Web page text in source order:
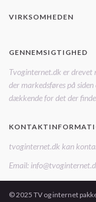
VIRKSOMHEDEN
GENNEMSIGTIGHED
Tvoginternet.dk er drevet
der markedsføres på
dækkende for det der
tvoginternet.dk kan
Email:
© 2025 TV og internet